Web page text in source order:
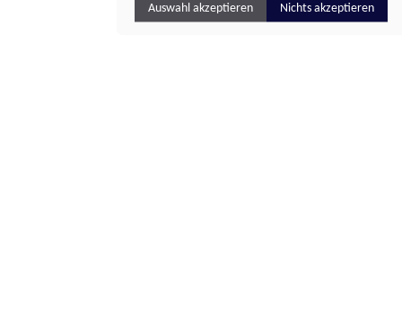
Auswahl akzeptieren Nichts akzeptieren